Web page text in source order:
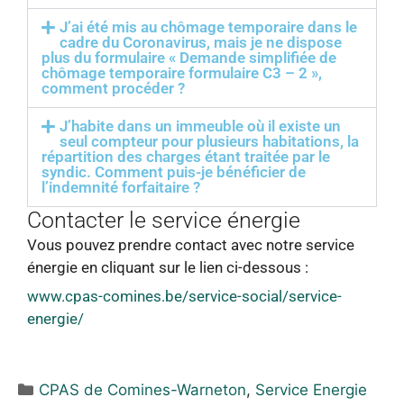
J’ai été mis au chômage temporaire dans le
cadre du Coronavirus, mais je ne dispose
plus du formulaire « Demande simplifiée de
chômage temporaire formulaire C3 – 2 »,
comment procéder ?
J’habite dans un immeuble où il existe un
seul compteur pour plusieurs habitations, la
répartition des charges étant traitée par le
syndic. Comment puis-je bénéficier de
l’indemnité forfaitaire ?
Contacter le service énergie
Vous pouvez prendre contact avec notre service
énergie en cliquant sur le lien ci-dessous :
www.cpas-comines.be/service-social/service-
energie/
CPAS de Comines-Warneton, Service Energie